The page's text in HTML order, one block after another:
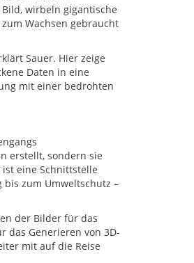
wirbeln gigantische
Wachsen gebraucht
Sauer. Hier zeige
Daten in eine
mit einer bedrohten
erstellt, sondern sie
eine Schnittstelle
zum Umweltschutz –
der Bilder für das
das Generieren von 3D-
mit auf die Reise